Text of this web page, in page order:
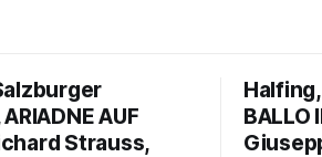
AUF
Strauss,
BALLO